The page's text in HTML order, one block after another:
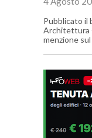
Pubblicato il
Architettura
menzione